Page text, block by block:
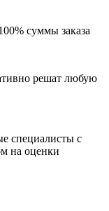
суммы заказа
решат любую
специалисты с
на оценки